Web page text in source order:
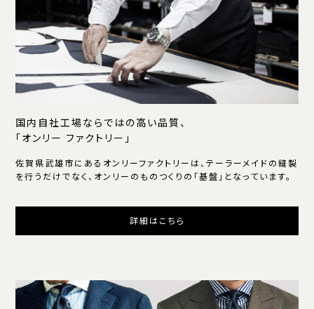
国内自社工場ならではの高い品質、
「オンリー ファクトリー」
佐賀県武雄市にあるオンリーファクトリーは、テーラーメイドの縫製
を行うだけでなく、オンリーのものつくりの「基盤」となっています。
詳細はこちら